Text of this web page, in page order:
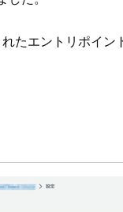
たエントリポイ